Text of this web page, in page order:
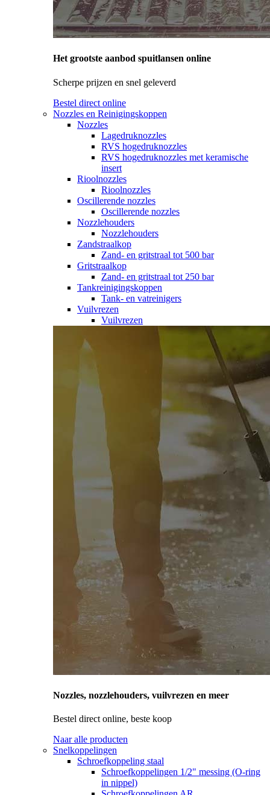
Het grootste aanbod spuitlansen online
Scherpe prijzen en snel geleverd
Bestel direct online
Nozzles en Reinigingskoppen
Nozzles
Lagedruknozzles
RVS hogedruknozzles
RVS hogedruknozzles met keramische
insert
Rioolnozzles
Rioolnozzles
Oscillerende nozzles
Oscillerende nozzles
Nozzlehouders
Nozzlehouders
Zandstraalkop
Zand- en gritstraal tot 500 bar
Gritstraalkop
Zand- en gritstraal tot 250 bar
Tankreinigingskoppen
Tank- en vatreinigers
Vuilvrezen
Vuilvrezen
Nozzles, nozzlehouders, vuilvrezen en meer
Bestel direct online, beste koop
Naar alle producten
Snelkoppelingen
Schroefkoppeling staal
Schroefkoppelingen 1/2" messing (O-ring
in nippel)